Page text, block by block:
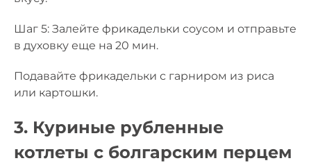
Шаг 5: Залейте фрикадельки соусом и отправьте
в духовку еще на 20 мин.
Подавайте фрикадельки с гарниром из риса
или картошки.
3. Куриные рубленные
котлеты с болгарским перцем